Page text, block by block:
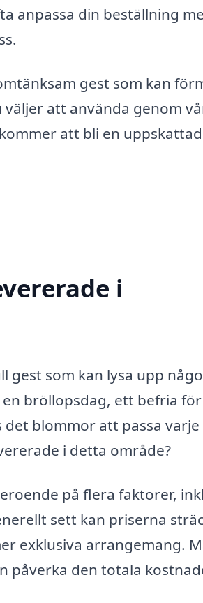
anpassa din beställning
gest som kan
att använda genom
att bli en uppskattad
i
gest som kan lysa upp
bröllopsdag, ett befria
blommor att passa varje
i detta område?
på flera faktorer,
sett kan priserna
exklusiva arrangemang.
påverka den totala